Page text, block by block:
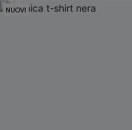
NUOVI